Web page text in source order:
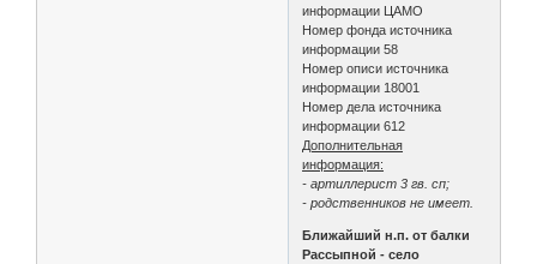
информации ЦАМО
Номер фонда источника
информации 58
Номер описи источника
информации 18001
Номер дела источника
информации 612
Дополнительная
информация:
- артиллерист 3 гв. сп;
- родственников не имеет.
Ближайший н.п. от балки
Рассыпной - село